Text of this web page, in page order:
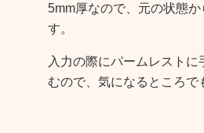
5mm厚なので、元の状態か
す。
入力の際にパームレストに
むので、気になるところで